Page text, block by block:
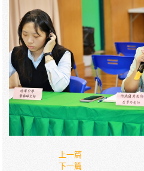
上一篇
下一篇